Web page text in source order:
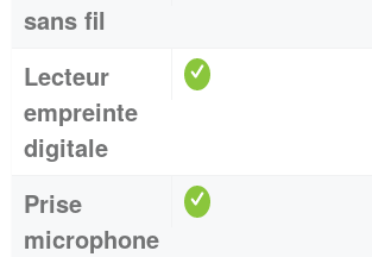
sans fil
Lecteur
empreinte
digitale
Prise
microphone